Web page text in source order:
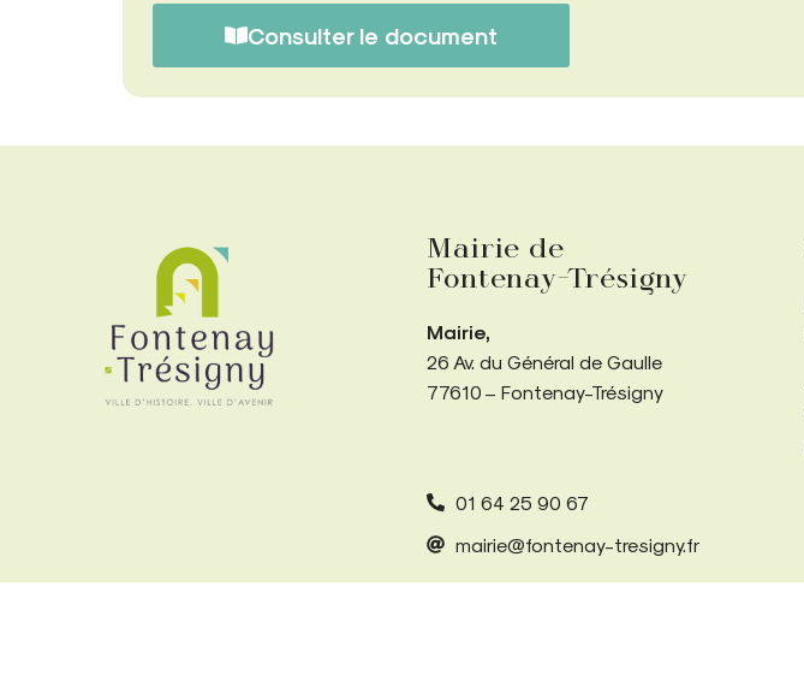
Consulter le document
Mairie de
Fontenay-Trésigny
Mairie,
26 Av. du Général de Gaulle
77610 – Fontenay-Trésigny
01 64 25 90 67
mairie@fontenay-tresigny.fr